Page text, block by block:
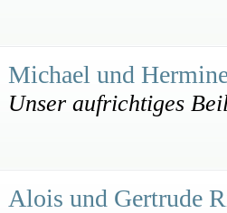
Michael und
Unser aufrichtiges
Alois und Gertrude